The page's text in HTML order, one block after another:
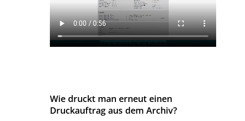
Wie druckt man erneut einen
Druckauftrag aus dem Archiv?